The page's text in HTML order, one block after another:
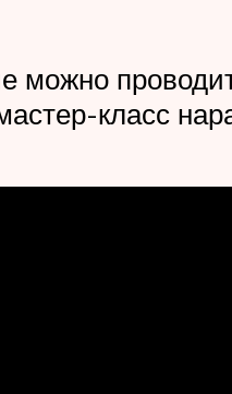
можно
класс